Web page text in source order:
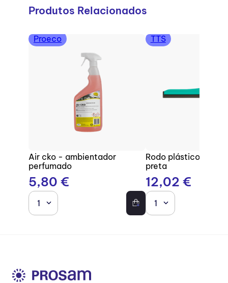
Produtos Relacionados
Proeco
Air cko - ambientador
perfumado
5,80 €
1
TTS
Rodo plástico com
preta
12,02 €
1